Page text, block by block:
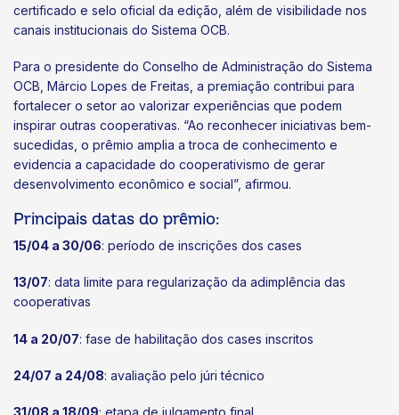
certificado e selo oficial da edição, além de visibilidade nos
canais institucionais do Sistema OCB.
Para o presidente do Conselho de Administração do Sistema
OCB, Márcio Lopes de Freitas, a premiação contribui para
fortalecer o setor ao valorizar experiências que podem
inspirar outras cooperativas. “Ao reconhecer iniciativas bem-
sucedidas, o prêmio amplia a troca de conhecimento e
evidencia a capacidade do cooperativismo de gerar
desenvolvimento econômico e social”, afirmou.
Principais datas do prêmio:
15/04 a 30/06: período de inscrições dos cases
13/07: data limite para regularização da adimplência das
cooperativas
14 a 20/07: fase de habilitação dos cases inscritos
24/07 a 24/08: avaliação pelo júri técnico
31/08 a 18/09: etapa de julgamento final